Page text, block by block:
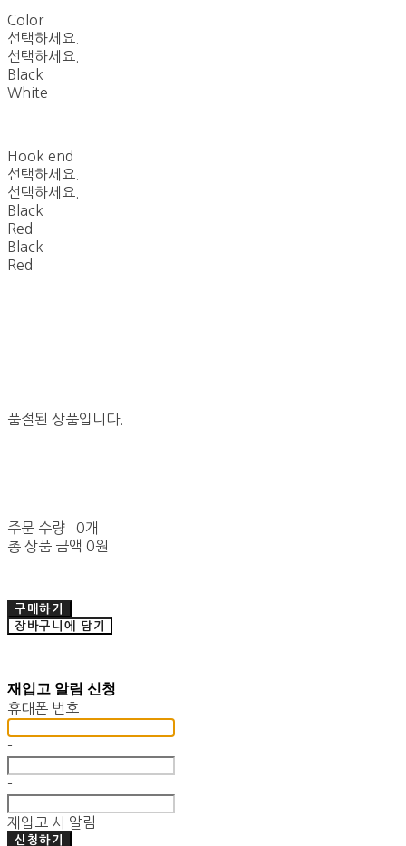
Color
선택하세요.
선택하세요.
Black
White
Hook end
선택하세요.
선택하세요.
Black
Red
Black
Red
품절된 상품입니다.
주문 수량
0개
총 상품 금액 0원
구매하기
장바구니에 담기
재입고 알림 신청
휴대폰 번호
-
-
재입고 시 알림
신청하기